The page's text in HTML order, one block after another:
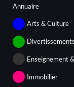
Annuaire
Arts & Culture
Enseignement
Immobilier